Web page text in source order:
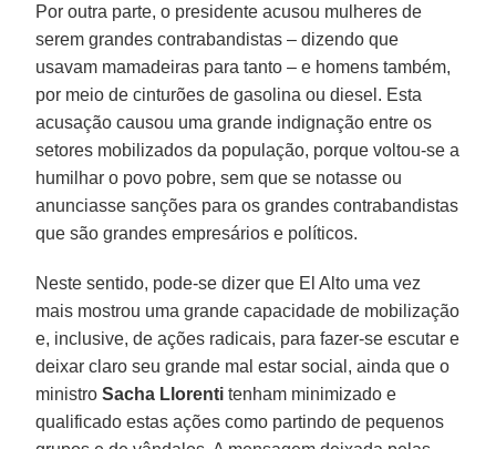
Por outra parte, o presidente acusou mulheres de
serem grandes contrabandistas – dizendo que
usavam mamadeiras para tanto – e homens também,
por meio de cinturões de gasolina ou diesel. Esta
acusação causou uma grande indignação entre os
setores mobilizados da população, porque voltou-se a
humilhar o povo pobre, sem que se notasse ou
anunciasse sanções para os grandes contrabandistas
que são grandes empresários e políticos.
Neste sentido, pode-se dizer que El Alto uma vez
mais mostrou uma grande capacidade de mobilização
e, inclusive, de ações radicais, para fazer-se escutar e
deixar claro seu grande mal estar social, ainda que o
ministroSacha Llorenti tenham minimizado e
qualificado estas ações como partindo de pequenos